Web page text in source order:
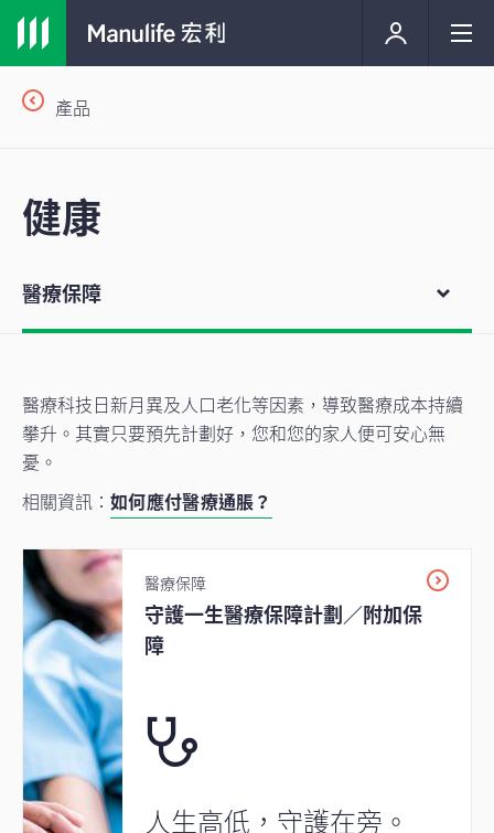
產品
健康
醫療保障
醫療科技日新月異及人口老化等因素，導致醫療成本持續
攀升。其實只要預先計劃好，您和您的家人便可安心無
憂。
相關資訊： 如何應付醫療通脹？
醫療保障
守護一生醫療保障計劃／附加保
障
人生高低，守護在旁。